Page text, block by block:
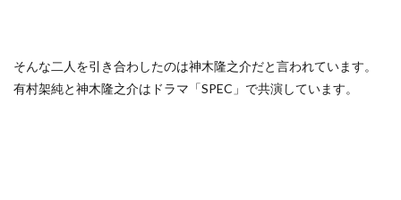
そんな二人を引き合わしたのは神木隆之介だと言われています。
有村架純と神木隆之介はドラマ「SPEC」で共演しています。